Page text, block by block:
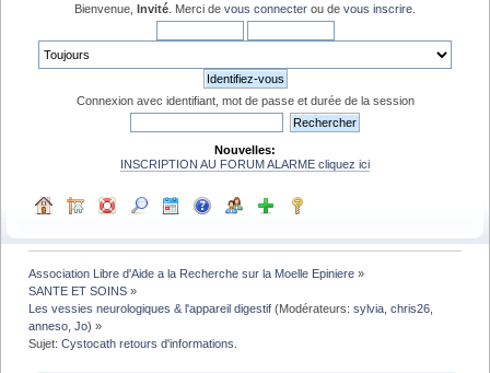
Bienvenue, Invité . Merci de vous connecter ou de vous inscrire
Connexion avec identifiant, mot de passe et durée de la session
Nouvelles:
INSCRIPTION AU FORUM ALARME cliquez ici
Association Libre d'Aide a la Recherche sur la Moelle Epiniere »
SANTE ET SOINS »
Les vessies neurologiques & l'appareil digestif (Modérateurs:sylvia ,chris26
anneso ,Jo) »
Sujet:Cystocath retours d'informations.